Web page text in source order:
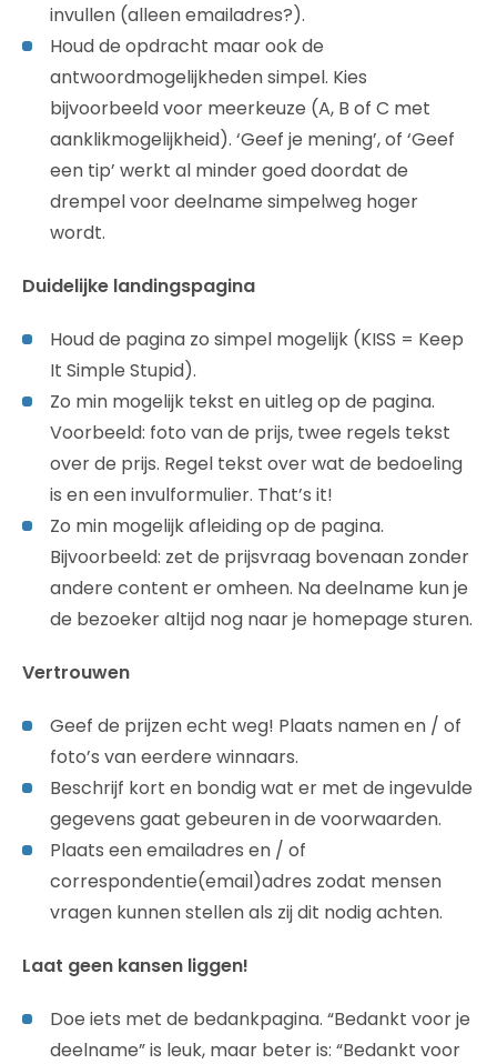
invullen (alleen emailadres?).
Houd de opdracht maar ook de
antwoordmogelijkheden simpel. Kies
bijvoorbeeld voor meerkeuze (A, B of C met
aanklikmogelijkheid). ‘Geef je mening’, of ‘Geef
een tip’ werkt al minder goed doordat de
drempel voor deelname simpelweg hoger
wordt.
Duidelijke landingspagina
Houd de pagina zo simpel mogelijk (KISS = Keep
It Simple Stupid).
Zo min mogelijk tekst en uitleg op de pagina.
Voorbeeld: foto van de prijs, twee regels tekst
over de prijs. Regel tekst over wat de bedoeling
is en een invulformulier. That’s it!
Zo min mogelijk afleiding op de pagina.
Bijvoorbeeld: zet de prijsvraag bovenaan zonder
andere content er omheen. Na deelname kun je
de bezoeker altijd nog naar je homepage sturen.
Vertrouwen
Geef de prijzen echt weg! Plaats namen en / of
foto’s van eerdere winnaars.
Beschrijf kort en bondig wat er met de ingevulde
gegevens gaat gebeuren in de voorwaarden.
Plaats een emailadres en / of
correspondentie(email)adres zodat mensen
vragen kunnen stellen als zij dit nodig achten.
Laat geen kansen liggen!
Doe iets met de bedankpagina. “Bedankt voor je
deelname” is leuk, maar beter is: “Bedankt voor